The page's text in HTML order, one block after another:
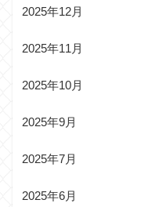
2025年12月
2025年11月
2025年10月
2025年9月
2025年7月
2025年6月